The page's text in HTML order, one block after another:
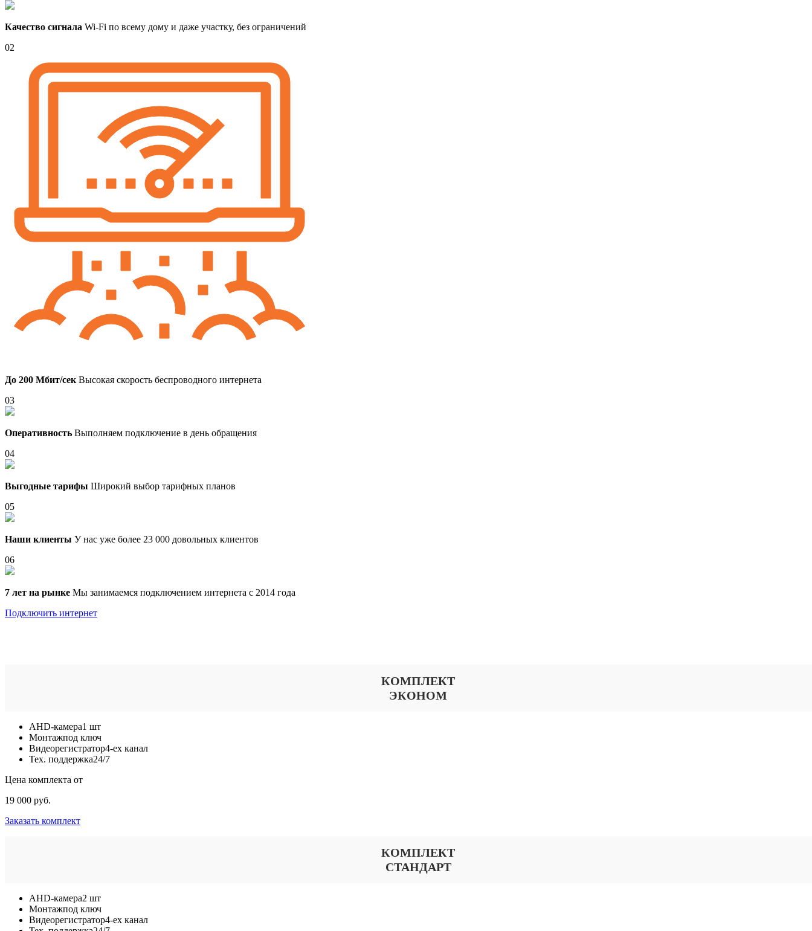
Качество сигнала Wi-Fi по всему дому и даже участку, без ограничений
02
До 200 Мбит/сек Высокая скорость беспроводного интернета
03
Оперативность Выполняем подключение в день обращения
04
Выгодные тарифы Широкий выбор тарифных планов
05
Наши клиенты У нас уже более 23 000 довольных клиентов
06
7 лет на рынке Мы занимаемся подключением интернета с 2014 года
Подключить интернет
КОМПЛЕКТ
ЭКОНОМ
AHD-камера1 шт
Монтажпод ключ
Видеорегистратор4-ех канал
Тех. поддержка24/7
Цена комплекта от
19 000 руб.
Заказать комплект
КОМПЛЕКТ
СТАНДАРТ
AHD-камера2 шт
Монтажпод ключ
Видеорегистратор4-ех канал